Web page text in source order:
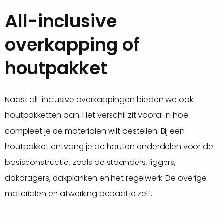
All-inclusive
overkapping of
houtpakket
Naast all-inclusive overkappingen bieden we ook
houtpakketten aan. Het verschil zit vooral in hoe
compleet je de materialen wilt bestellen. Bij een
houtpakket ontvang je de houten onderdelen voor de
basisconstructie, zoals de staanders, liggers,
dakdragers, dakplanken en het regelwerk. De overige
materialen en afwerking bepaal je zelf.